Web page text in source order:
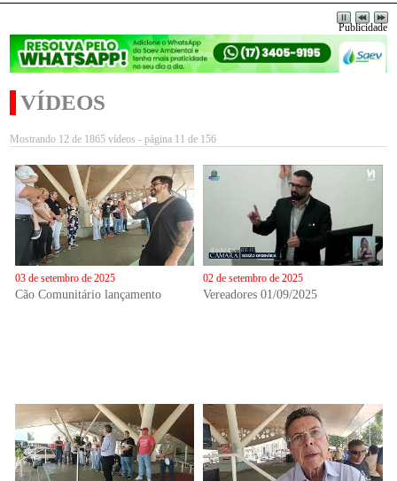
Publicidade
VÍDEOS
Mostrando 12 de 1865 vídeos - página 11 de 156
03 de setembro de 2025
Cão Comunitário lançamento
02 de setembro de 2025
Vereadores 01/09/2025